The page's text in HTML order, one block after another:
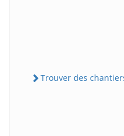
Trouver des